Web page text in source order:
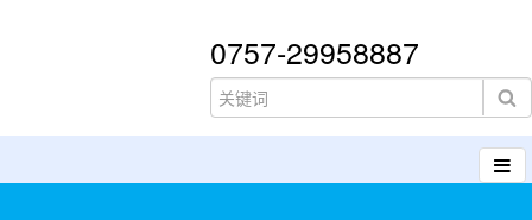
0757-29958887